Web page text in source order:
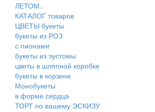
ЛЕТОМ..
КАТАЛОГ товаров
ЦВЕТЫ букеты
букеты из РОЗ
с пионами
букеты из эустомы
цветы в шляпной коробке
букеты в корзине
Монобукеты
в форме сердца
ТОРТ по вашему ЭСКИЗУ